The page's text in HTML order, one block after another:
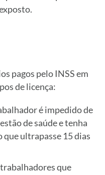
pagos pelo INSS em
de licença:
é impedido de
de saúde e tenha
que ultrapasse 15 dias
trabalhadores que